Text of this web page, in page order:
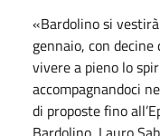
«Bardolino si
gennaio, con
vivere a pieno lo
accompagnandoci
di proposte fino